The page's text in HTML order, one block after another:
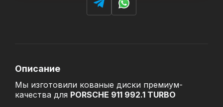
Описание
Мы изготовили кованые диски премиум-
качества для PORSCHE 911 992.1 TURBO